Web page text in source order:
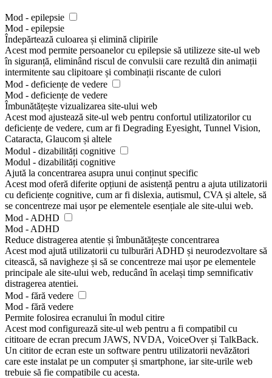
Mod - epilepsie
Mod - epilepsie
Îndepărtează culoarea și elimină clipirile
Acest mod permite persoanelor cu epilepsie să utilizeze site-ul web
în siguranță, eliminând riscul de convulsii care rezultă din animații
intermitente sau clipitoare și combinații riscante de culori
Mod - deficiențe de vedere
Mod - deficiențe de vedere
Îmbunătățește vizualizarea site-ului web
Acest mod ajustează site-ul web pentru confortul utilizatorilor cu
deficiențe de vedere, cum ar fi Degrading Eyesight, Tunnel Vision,
Cataracta, Glaucom și altele
Modul - dizabilități cognitive
Modul - dizabilități cognitive
Ajută la concentrarea asupra unui conținut specific
Acest mod oferă diferite opțiuni de asistență pentru a ajuta utilizatorii
cu deficiențe cognitive, cum ar fi dislexia, autismul, CVA și altele, să
se concentreze mai ușor pe elementele esențiale ale site-ului web.
Mod - ADHD
Mod - ADHD
Reduce distragerea atentie și îmbunătățește concentrarea
Acest mod ajută utilizatorii cu tulburări ADHD și neurodezvoltare să
citească, să navigheze și să se concentreze mai ușor pe elementele
principale ale site-ului web, reducând în același timp semnificativ
distragerea atentiei.
Mod - fără vedere
Mod - fără vedere
Permite folosirea ecranului în modul citire
Acest mod configurează site-ul web pentru a fi compatibil cu
cititoare de ecran precum JAWS, NVDA, VoiceOver și TalkBack.
Un cititor de ecran este un software pentru utilizatorii nevăzători
care este instalat pe un computer și smartphone, iar site-urile web
trebuie să fie compatibile cu acesta.